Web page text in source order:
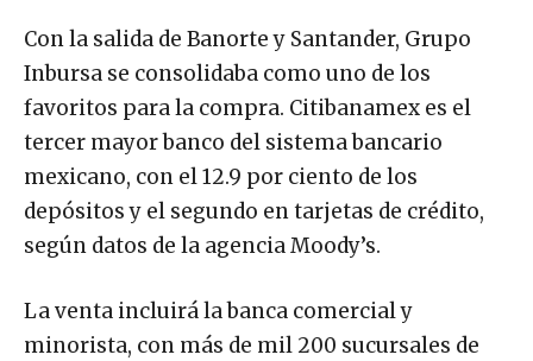
Con la salida de Banorte y Santander, Grupo
Inbursa se consolidaba como uno de los
favoritos para la compra. Citibanamex es el
tercer mayor banco del sistema bancario
mexicano, con el 12.9 por ciento de los
depósitos y el segundo en tarjetas de crédito,
según datos de la agencia Moody’s.
La venta incluirá la banca comercial y
minorista, con más de mil 200 sucursales de